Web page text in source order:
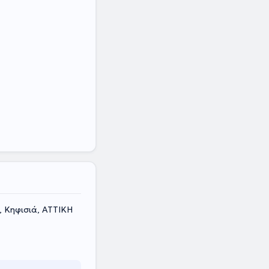
ΑΤΤΙΚΗ